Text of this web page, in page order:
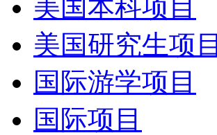
美国本科项目
美国研究生项目
国际游学项目
国际项目